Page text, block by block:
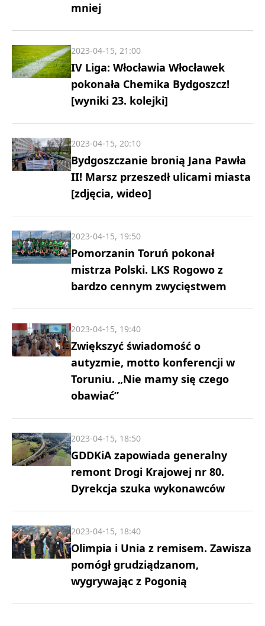
mniej
IV Liga: Włocławia Włocławek
pokonała Chemika Bydgoszcz!
[wyniki 23. kolejki]
2023-04-15, 21:00
Bydgoszczanie bronią Jana Pawła
II! Marsz przeszedł ulicami miasta
[zdjęcia, wideo]
2023-04-15, 20:10
Pomorzanin Toruń pokonał
mistrza Polski. LKS Rogowo z
bardzo cennym zwycięstwem
2023-04-15, 19:50
Zwiększyć świadomość o
autyzmie, motto konferencji w
Toruniu. „Nie mamy się czego
obawiać”
2023-04-15, 19:40
GDDKiA zapowiada generalny
remont Drogi Krajowej nr 80.
Dyrekcja szuka wykonawców
2023-04-15, 18:50
Olimpia i Unia z remisem. Zawisza
pomógł grudziądzanom,
wygrywając z Pogonią
2023-04-15, 18:40